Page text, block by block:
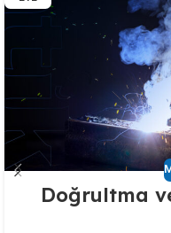
Doğrultma